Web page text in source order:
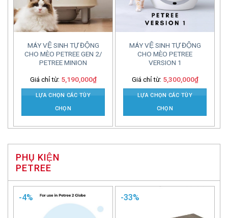
MÁY VỆ SINH TỰ ĐỘNG
CHO MÈO PETREE GEN 2/
PETREE MINION
Giá chỉ từ: 5,190,000₫
LỰA CHỌN CÁC TÙY
CHỌN
MÁY VỆ SINH TỰ ĐỘNG
CHO MÈO PETREE
VERSION 1
Giá chỉ từ: 5,300,000₫
LỰA CHỌN CÁC TÙY
CHỌN
PHỤ KIỆN
PETREE
-4% -33%